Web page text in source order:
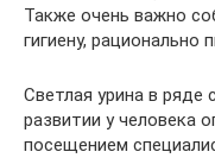
Также очень важно
гигиену, рационально
Светлая урина в ряде
развитии у человека
посещением